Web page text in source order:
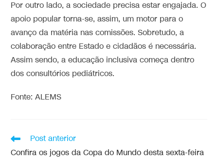
Por outro lado, a sociedade precisa estar engajada. O
apoio popular torna-se, assim, um motor para o
avanço da matéria nas comissões. Sobretudo, a
colaboração entre Estado e cidadãos é necessária.
Assim sendo, a educação inclusiva começa dentro
dos consultórios pediátricos.
Fonte: ALEMS
Post anterior
Confira os jogos da Copa do Mundo desta sexta-feira